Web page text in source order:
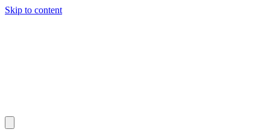
Skip to content